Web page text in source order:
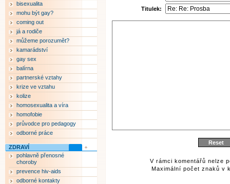
Titulek:
V rámci komentářů nelze
Maximální počet znaků v
bisexualita
mohu být gay?
coming out
já a rodiče
můžeme porozumět?
kamarádství
gay sex
balírna
partnerské vztahy
krize ve vztahu
kolize
homosexualita a víra
homofobie
průvodce pro pedagogy
odborné práce
ZDRAVÍ
pohlavně přenosné
choroby
prevence hiv-aids
odborné kontakty